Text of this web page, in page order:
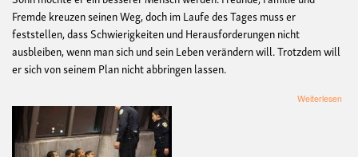
Fremde kreuzen seinen Weg, doch im Laufe des Tages muss er
feststellen, dass Schwierigkeiten und Herausforderungen nicht
ausbleiben, wenn man sich und sein Leben verändern will. Trotzdem will
er sich von seinem Plan nicht abbringen lassen.
Weiterlesen